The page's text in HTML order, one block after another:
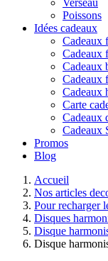
Verseau
Poissons
Idées cadeaux
Cadeaux
Cadeaux
Cadeaux
Cadeaux
Cadeaux
Carte
Cadeaux
Cadeaux
Promos
Blog
Accueil
Nos articles
Pour recharger
Disques
Disque
Disque